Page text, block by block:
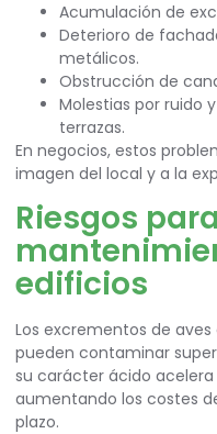
Acumulación de
Deterioro de
metálicos.
Obstrucción de
Molestias por ruido
terrazas.
En negocios, estos
imagen del local y a la
Riesgos
edificios
Los excrementos de
pueden contaminar
su carácter ácido
aumentando los costes
plazo.